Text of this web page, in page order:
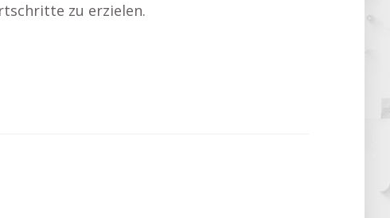
zu erzielen.